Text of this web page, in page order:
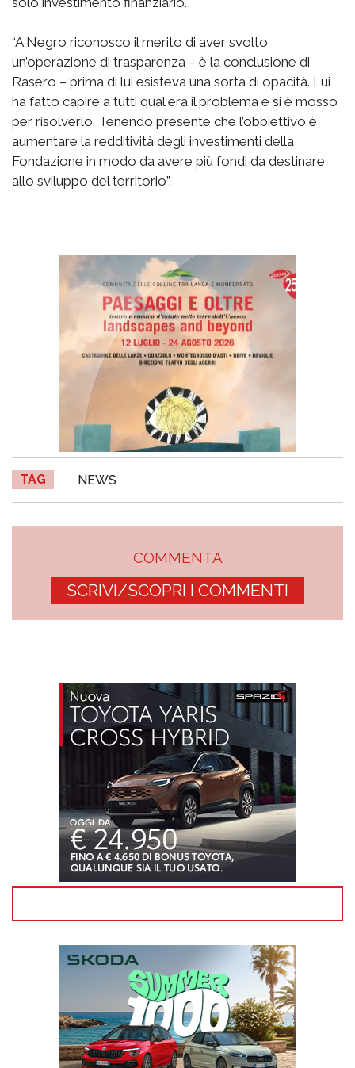
“A Negro riconosco il merito di aver svolto
un’operazione di trasparenza – è la conclusione di
Rasero – prima di lui esisteva una sorta di opacità. Lui
ha fatto capire a tutti qual era il problema e si è mosso
per risolverlo. Tenendo presente che l’obbiettivo è
aumentare la redditività degli investimenti della
Fondazione in modo da avere più fondi da destinare
allo sviluppo del territorio”.
TAG NEWS
COMMENTA
SCRIVI/SCOPRI I COMMENTI